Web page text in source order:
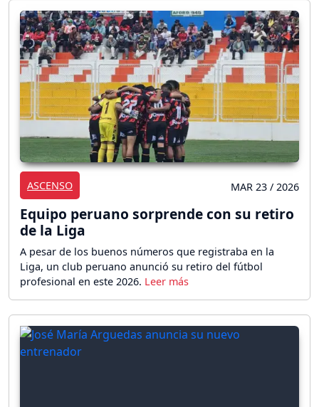
ASCENSO MAR 23 / 2026
Equipo peruano sorprende con su retiro
de la Liga
A pesar de los buenos números que registraba en la
Liga, un club peruano anunció su retiro del fútbol
profesional en este 2026.